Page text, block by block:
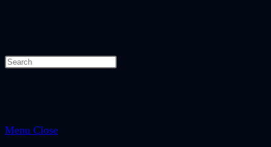
Menu Close